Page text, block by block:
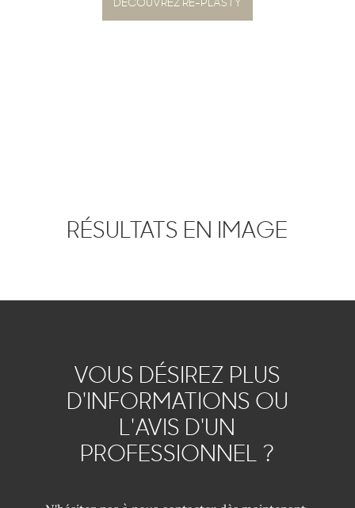
DÉCOUVREZ RE-PLASTY
RÉSULTATS EN IMAGE
VOUS DÉSIREZ PLUS
D'INFORMATIONS OU
L'AVIS D'UN
PROFESSIONNEL ?